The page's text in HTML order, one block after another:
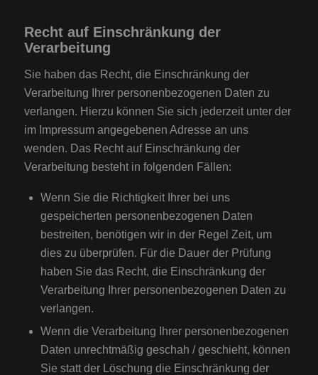
Recht auf Einschränkung der
Verarbeitung
Sie haben das Recht, die Einschränkung der
Verarbeitung Ihrer personenbezogenen Daten zu
verlangen. Hierzu können Sie sich jederzeit unter der
im Impressum angegebenen Adresse an uns
wenden. Das Recht auf Einschränkung der
Verarbeitung besteht in folgenden Fällen:
Wenn Sie die Richtigkeit Ihrer bei uns
gespeicherten personenbezogenen Daten
bestreiten, benötigen wir in der Regel Zeit, um
dies zu überprüfen. Für die Dauer der Prüfung
haben Sie das Recht, die Einschränkung der
Verarbeitung Ihrer personenbezogenen Daten zu
verlangen.
Wenn die Verarbeitung Ihrer personenbezogenen
Daten unrechtmäßig geschah / geschieht, können
Sie statt der Löschung die Einschränkung der